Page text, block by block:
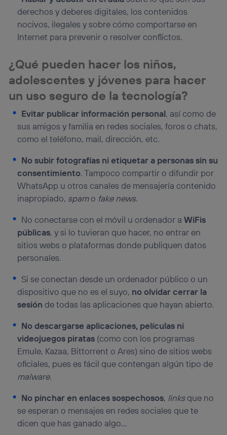
derechos y deberes digitales, los contenidos
nocivos, ilegales y sobre cómo comportarse en
Internet para prevenir o resolver conflictos.
¿Qué pueden hacer los niños,
adolescentes y jóvenes para hacer
un uso seguro de la tecnología?
Evitar publicar información personal, así como de
sus amigos y familia en redes sociales, foros o chats,
como el teléfono, mail, dirección, etc.
No subir fotografías ni etiquetar a personas sin su
consentimiento. Tampoco compartir o difundir por
WhatsApp u otros canales de mensajería contenido
inapropiado, spamo fake news.
No conectarse con el móvil u ordenador a WiFis
públicas, y si lo tuvieran que hacer, no entrar en
sitios webs o plataformas donde publiquen datos
personales.
Si se conectan desde un ordenador público o un
dispositivo que no es el suyo, no olvidar cerrar la
sesiónde todas las aplicaciones que hayan abierto.
No descargarse aplicaciones, películas ni
videojuegos piratas (como con los programas
Emule, Kazaa, Bittorrent o Ares) sino de sitios webs
oficiales, pues es fácil que contengan algún tipo de
malware.
No pinchar en enlaces sospechosos, linksque no
se esperan o mensajes en redes sociales que te
dicen que has ganado algo…